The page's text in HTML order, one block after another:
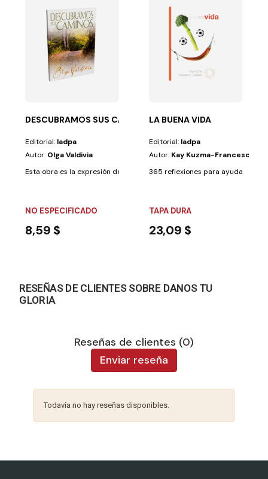
te darán una...
LOS CIELOS
DESCUBRAMOS SUS CAMINOS
Editorial: Iadpa
Autor: Olga Valdivia
Esta obra es la expresión de una vida que ha aprendido a escuchar los
NO ESPECIFICADO
8,59 $
LA BUENA VIDA
Editorial: Iadpa
Autor: Kay Kuzma-Francesc X.
365 reflexiones para ayudar al
TAPA DURA
23,09 $
RESEÑAS DE CLIENTES SOBRE DANOS TU
GLORIA
Reseñas de clientes (0)
Enviar reseña
Todavía no hay reseñas disponibles.